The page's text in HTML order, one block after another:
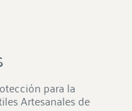
para la
Artesanales de